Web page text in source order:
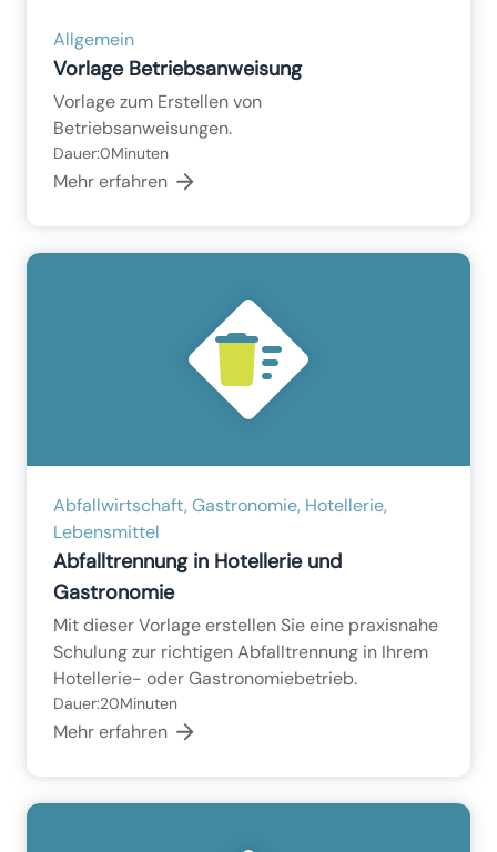
Allgemein
Vorlage Betriebsanweisung
Vorlage zum Erstellen von
Betriebsanweisungen.
Dauer:0Minuten
Mehr erfahren
Abfallwirtschaft, Gastronomie, Hotellerie,
Lebensmittel
Abfalltrennung in Hotellerie und
Gastronomie
Mit dieser Vorlage erstellen Sie eine praxisnahe
Schulung zur richtigen Abfalltrennung in Ihrem
Hotellerie- oder Gastronomiebetrieb.
Dauer:20Minuten
Mehr erfahren